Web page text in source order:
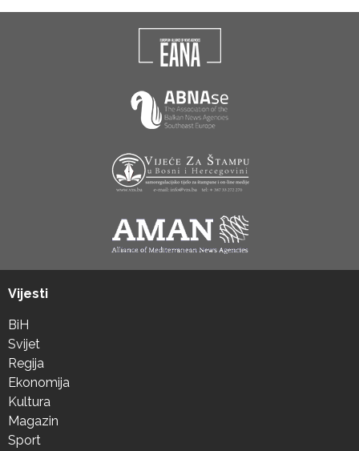
Vijesti
BiH
Svijet
Regija
Ekonomija
Kultura
Magazin
Sport